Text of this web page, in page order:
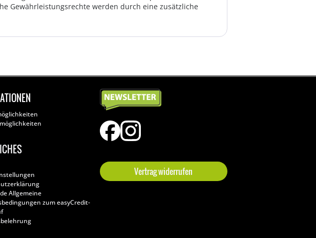
Gewährleistungsrechte werden durch eine zusätzliche
Allgemeine
zum easyCredit-
Vertrag widerrufen